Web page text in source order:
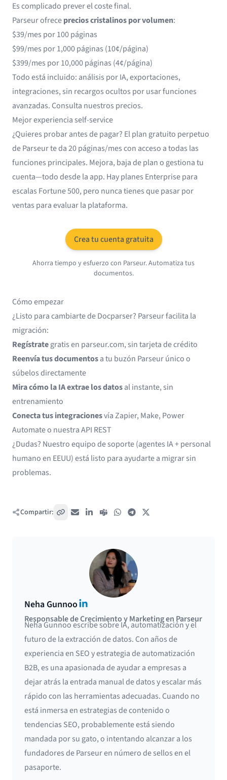
Es complicado prever el coste final.
Parseur ofreceprecios cristalinos por volumen:
$39/mes por 100 páginas
$99/mes por 1,000 páginas (10¢/página)
$399/mes por 10,000 páginas (4¢/página)
Todo está incluido: análisis por IA, exportaciones,
integraciones, sin recargos ocultos por usar funciones
avanzadas. Consulta nuestros precios.
Mejor experiencia self-service
¿Quieres probar antes de pagar? El plan gratuito perpetuo
de Parseur te da 20 páginas/mes con acceso a todas las
funciones principales. Mejora, baja de plan o gestiona tu
cuenta—todo desde la app. Hay planes Enterprise para
escalas Fortune 500, pero nunca tienes que pasar por
ventas para evaluar la plataforma.
Crea tu cuenta gratuita
Ahorra tiempo y esfuerzo con Parseur. Automatiza tus
documentos.
Cómo empezar
¿Listo para cambiarte de Docparser? Parseur facilita la
migración:
Regístrategratis en parseur.com, sin tarjeta de crédito
Reenvía tus documentosa tu buzón Parseur único o
súbelos directamente
Mira cómo la IA extrae los datosal instante, sin
entrenamiento
Conecta tus integracionesvíaZapier, Make, Power
Automateo nuestra API REST
¿Dudas? Nuestro equipo de soporte (agentes IA + personal
humano en EEUU) está listo para ayudarte a migrar sin
problemas.
Compartir: Copiar enlace
Correo electrónico
LinkedIn
Teams WhatsAppTelegram
Neha GunnooLinkedIn
Responsable de Crecimiento y Marketing en Parseur
Neha Gunnoo escribe sobre IA, automatización y el
futuro de la extracción de datos. Con años de
experiencia en SEO y estrategia de automatización
B2B, es una apasionada de ayudar a empresas a
dejar atrás la entrada manual de datos y escalar más
rápido con las herramientas adecuadas. Cuando no
está inmersa en estrategias de contenido o
tendencias SEO, probablemente está siendo
mandada por su gato, o intentando alcanzar a los
fundadores de Parseur en número de sellos en el
pasaporte.